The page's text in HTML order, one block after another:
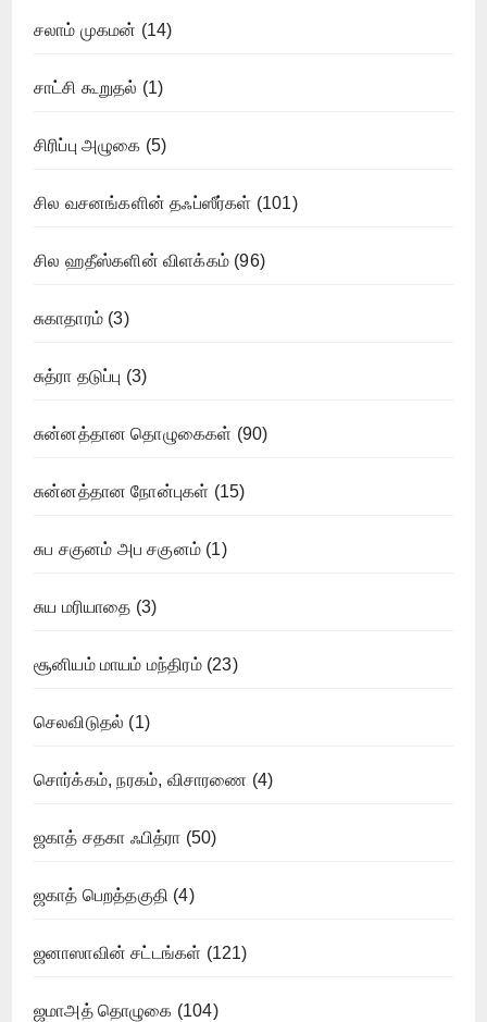
சலாம் முகமன் (14)
சாட்சி கூறுதல் (1)
சிரிப்பு அழுகை (5)
சில வசனங்களின் தஃப்ஸீர்கள் (101)
சில ஹதீஸ்களின் விளக்கம் (96)
சுகாதாரம் (3)
சுத்ரா தடுப்பு (3)
சுன்னத்தான தொழுகைகள் (90)
சுன்னத்தான நோன்புகள் (15)
சுப சகுனம் அப சகுனம் (1)
சுய மரியாதை (3)
சூனியம் மாயம் மந்திரம்(23)
செலவிடுதல் (1)
சொர்க்கம், நரகம், விசாரணை (4)
ஜகாத் சதகா ஃபித்ரா (50)
ஜகாத் பெறத்தகுதி (4)
ஜனாஸாவின் சட்டங்கள் (121)
ஜமாஅத் தொழுகை (104)